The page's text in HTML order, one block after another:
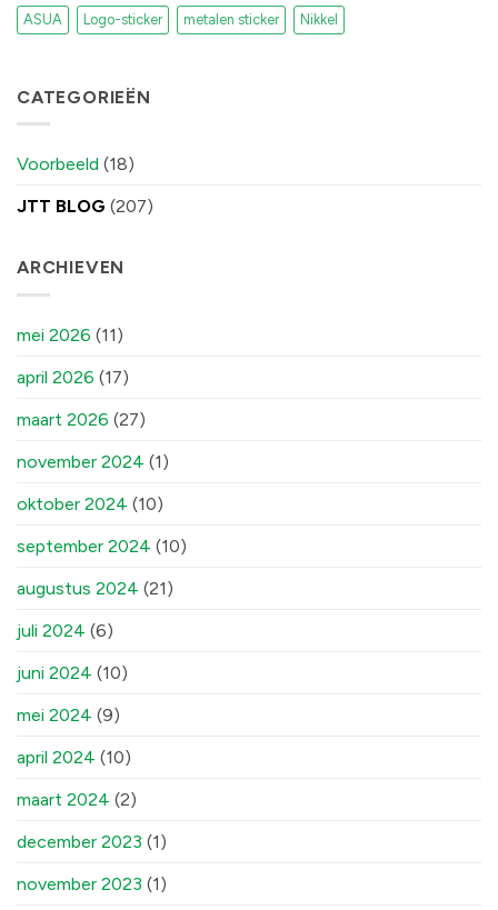
ASUA Logo-sticker metalen sticker Nikkel
CATEGORIEËN
Voorbeeld (18)
JTT BLOG (207)
ARCHIEVEN
mei 2026 (11)
april 2026 (17)
maart 2026 (27)
november 2024 (1)
oktober 2024 (10)
september 2024 (10)
augustus 2024 (21)
juli 2024 (6)
juni 2024 (10)
mei 2024 (9)
april 2024 (10)
maart 2024 (2)
december 2023 (1)
november 2023 (1)